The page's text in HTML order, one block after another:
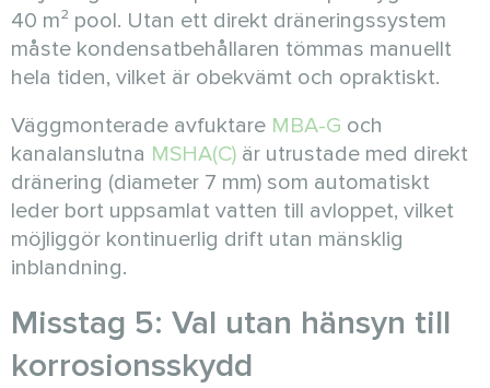
40 m² pool. Utan ett direkt dräneringssystem
måste kondensatbehållaren tömmas manuellt
hela tiden, vilket är obekvämt och opraktiskt.
Väggmonterade avfuktare MBA-G och
kanalanslutna MSHA(C) är utrustade med direkt
dränering (diameter 7 mm) som automatiskt
leder bort uppsamlat vatten till avloppet, vilket
möjliggör kontinuerlig drift utan mänsklig
inblandning.
Misstag 5: Val utan hänsyn till
korrosionsskydd